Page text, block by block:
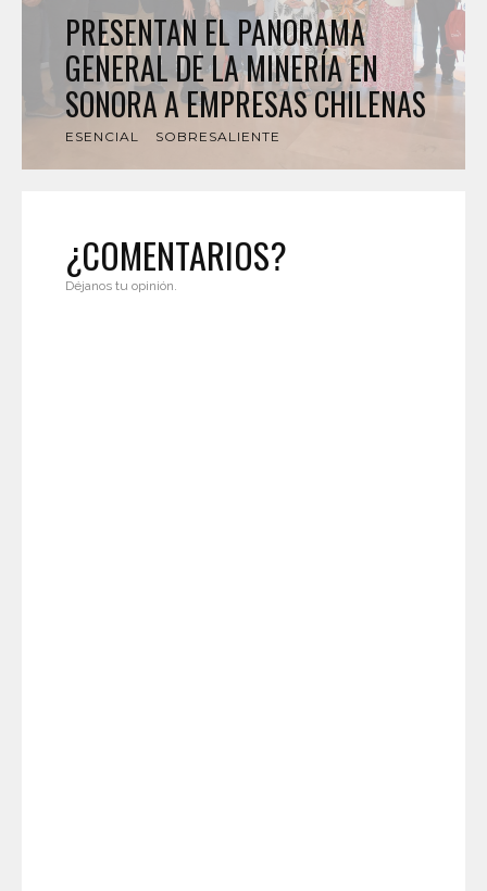
PRESENTAN EL PANORAMA
GENERAL DE LA MINERÍA EN
SONORA A EMPRESAS CHILENAS
ESENCIAL SOBRESALIENTE
¿COMENTARIOS?
Déjanos tu opinión.